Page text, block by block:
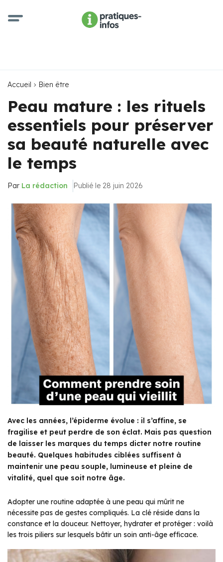
Accueil Bien être
Peau mature : les rituels
essentiels pour préserver
sa beauté naturelle avec
le temps
Par La rédaction Publié le 28 juin 2026
Avec les années, l’épiderme évolue : il s’affine, se
fragilise et peut perdre de son éclat. Mais pas question
de laisser les marques du temps dicter notre routine
beauté. Quelques habitudes ciblées suffisent à
maintenir une peau souple, lumineuse et pleine de
vitalité, quel que soit notre âge.
Adopter une routine adaptée à une peau qui mûrit ne
nécessite pas de gestes compliqués. La clé réside dans la
constance et la douceur. Nettoyer, hydrater et protéger : voilà
les trois piliers sur lesquels bâtir un soin anti-âge efficace.